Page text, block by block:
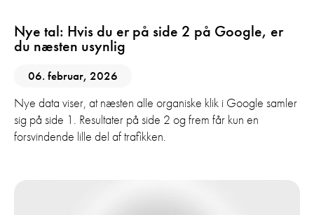
Nye tal: Hvis du er på side 2 på Google, er
du næsten usynlig
06. februar, 2026
Nye data viser, at næsten alle organiske klik i Google samler
sig på side 1. Resultater på side 2 og frem får kun en
forsvindende lille del af trafikken.